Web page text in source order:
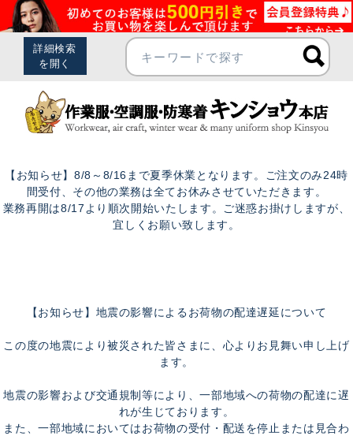
【お知らせ】8/8～8/16まで夏季休業となります。ご注文のみ24時
間受付、その他の業務は全てお休みさせていただきます。
業務再開は8/17より順次開始いたします。ご迷惑お掛けしますが、
宜しくお願い致します。
【お知らせ】地震の影響によるお荷物の配達遅延について
この度の地震により被災された皆さまに、心よりお見舞い申し上げ
ます。
地震の影響および交通規制等により、一部地域への荷物の配達に遅
れが生じております。
また、一部地域においてはお荷物の受付・配送を停止または見合わ